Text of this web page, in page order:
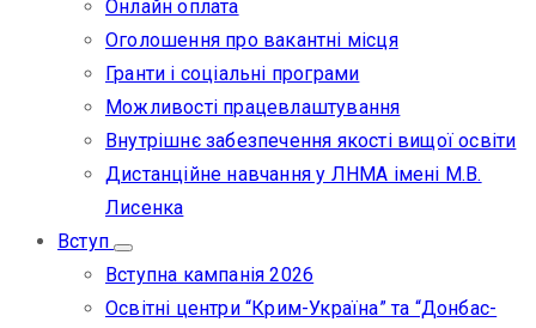
Онлайн оплата
Оголошення про вакантні місця
Гранти і соціальні програми
Можливості працевлаштування
Внутрішнє забезпечення якості вищої освіти
Дистанційне навчання у ЛНМА імені М.В.
Лисенка
Вступ
Вступна кампанія 2026
Освітні центри “Крим-Україна” та “Донбас-